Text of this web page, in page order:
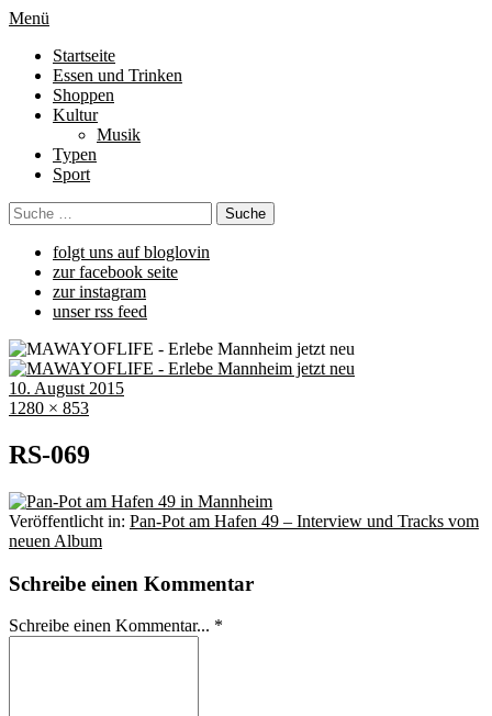
Menü
Startseite
Essen und Trinken
Shoppen
Kultur
Musik
Typen
Sport
folgt uns auf bloglovin
zur facebook seite
zur instagram
unser rss feed
10. August 2015
1280 × 853
RS-069
Veröffentlicht in: Pan-Pot am Hafen 49 – Interview und Tracks vom
neuen Album
Schreibe einen Kommentar
Schreibe einen Kommentar... *